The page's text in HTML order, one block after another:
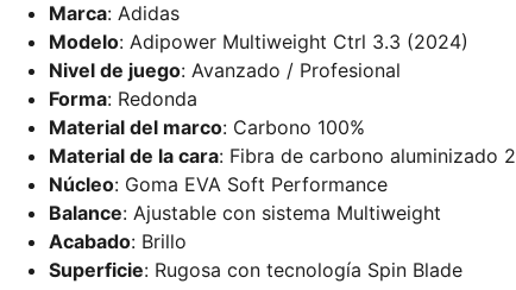
Marca: Adidas
Modelo: Adipower Multiweight Ctrl 3.3 (2024)
Nivel de juego: Avanzado / Profesional
Forma: Redonda
Material del marco: Carbono 100%
Material de la cara: Fibra de carbono aluminizado
Núcleo: Goma EVA Soft Performance
Balance: Ajustable con sistema Multiweight
Acabado: Brillo
Superficie: Rugosa con tecnología Spin Blade